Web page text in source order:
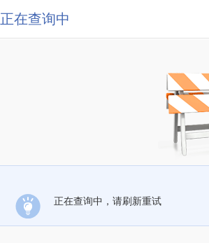
正在查询中
正在查询中，请刷新重试